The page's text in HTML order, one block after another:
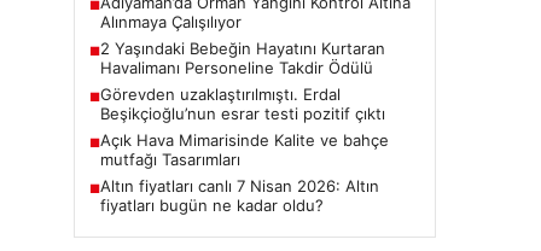
■
Alınmaya Çalışılıyor
■2 Yaşındaki Bebeğin Hayatını Kurtaran
Havalimanı Personeline Takdir Ödülü
■Görevden uzaklaştırılmıştı. Erdal
Beşikçioğlu’nun esrar testi pozitif çıktı
■Açık Hava Mimarisinde Kalite ve bahçe
mutfağı Tasarımları
■Altın fiyatları canlı 7 Nisan 2026: Altın
fiyatları bugün ne kadar oldu?